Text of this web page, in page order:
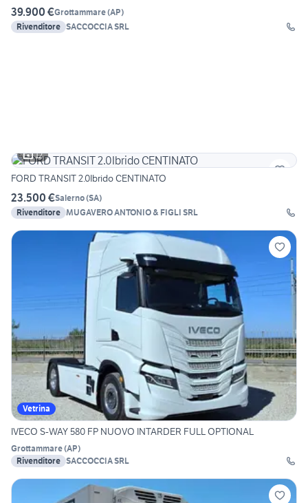
39.900 €Grottammare(AP)
Rivenditore SACCOCCIA SRL
12
FORD TRANSIT 2.0Ibrido CENTINATO
23.500 €Salerno(SA)
Rivenditore MUGAVERO ANTONIO & FIGLI SRL
Vetrina
IVECO S-WAY 580 FP NUOVO INTARDER FULL OPTIONAL
Grottammare(AP)
Rivenditore SACCOCCIA SRL